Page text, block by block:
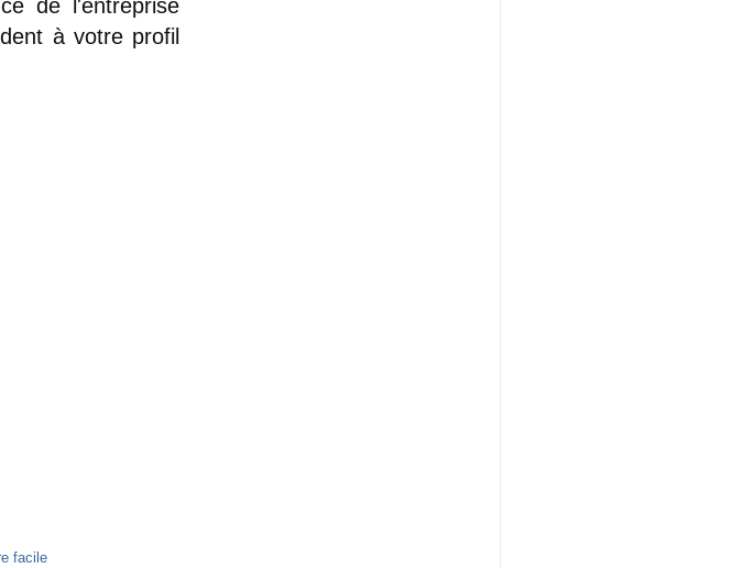
de l'entreprise
à votre profil
facile